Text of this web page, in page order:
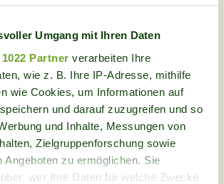
Umgang mit Ihren Daten
Partner verarbeiten Ihre
wie z. B. Ihre IP-Adresse, mithilfe
wie Cookies, um Informationen auf
und darauf zuzugreifen und so
und Inhalte, Messungen von
Zielgruppenforschung sowie
Angeboten zu ermöglichen. Sie
wer Ihre Daten für welche Zwecke
d'adresse